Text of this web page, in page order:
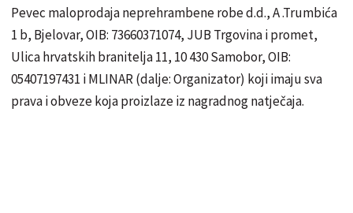
Pevec maloprodaja neprehrambene robe d.d., A .Trumbića
1 b, Bjelovar, OIB: 73660371074, JUB Trgovina i promet,
Ulica hrvatskih branitelja 11, 10 430 Samobor, OIB:
05407197431 i MLINAR (dalje: Organizator) koji imaju sva
prava i obveze koja proizlaze iz nagradnog natječaja.